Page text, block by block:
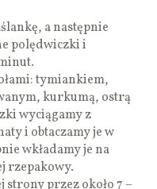
a następnie
polędwiczki i
tymiankiem,
kurkumą, ostrą
wyciągamy z
i obtaczamy je w
wkładamy je na
rzepakowy.
przez około 7 –